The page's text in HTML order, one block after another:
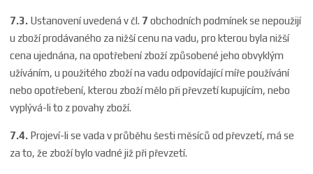
7.3. Ustanovení uvedená v čl. 7obchodních podmínek se nepoužijí
u zboží prodávaného za nižší cenu na vadu, pro kterou byla nižší
cena ujednána, na opotřebení zboží způsobené jeho obvyklým
užíváním, u použitého zboží na vadu odpovídající míře používání
nebo opotřebení, kterou zboží mělo při převzetí kupujícím, nebo
vyplývá-li to z povahy zboží.
7.4. Projeví-li se vada v průběhu šesti měsíců od převzetí, má se
za to, že zboží bylo vadné již při převzetí.